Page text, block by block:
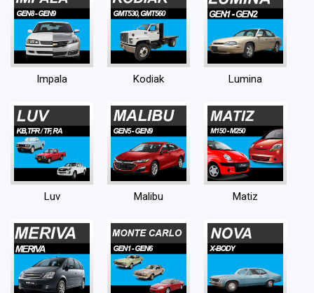
Impala Kodiak Lumina
Luv Malibu Matiz